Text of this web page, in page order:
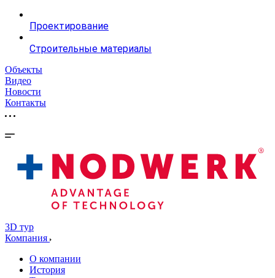
Проектирование
Строительные материалы
Объекты
Видео
Новости
Контакты
3D тур
Компания
О компании
История